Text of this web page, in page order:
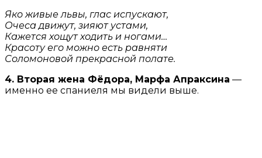
Яко живые львы, глас испускают,
Очеса движут, зияют устами,
Кажется хощут ходить и ногами…
Красоту его можно есть равняти
Соломоновой прекрасной полате.
4. Вторая жена Фёдора, Марфа Апраксина —
именно ее спаниеля мы видели выше.